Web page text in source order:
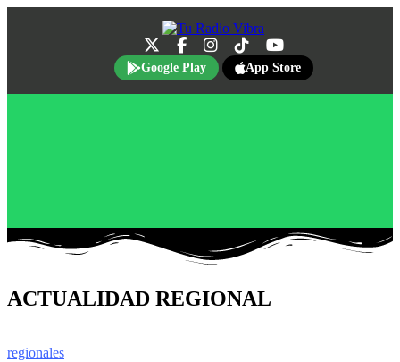
Google Play App Store
ACTUALIDAD REGIONAL
regionales